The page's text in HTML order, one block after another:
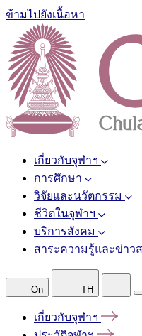
ข้ามไปยังเนื้อหา
เกี่ยวกับจุฬาฯ
การศึกษา
วิจัยและนวัตกรรม
ชีวิตในจุฬาฯ
บริการสังคม
สาระความรู้และข่าว
On TH
เกี่ยวกับจุฬาฯ